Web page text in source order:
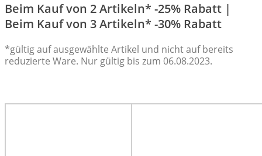
Beim Kauf von 2 Artikeln* -25% Rabatt |
Beim Kauf von 3 Artikeln* -30% Rabatt
*gültig auf ausgewählte Artikel und nicht auf bereits
reduzierte Ware. Nur gültig bis zum 06.08.2023.